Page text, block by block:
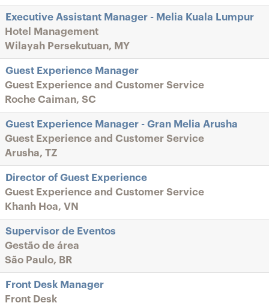
Executive Assistant Manager - Melia Kuala Lumpur
Hotel Management
Wilayah Persekutuan, MY
Guest Experience Manager
Guest Experience and Customer Service
Roche Caiman, SC
Guest Experience Manager - Gran Melia Arusha
Guest Experience and Customer Service
Arusha, TZ
Director of Guest Experience
Guest Experience and Customer Service
Khanh Hoa, VN
Supervisor de Eventos
Gestão de área
São Paulo, BR
Front Desk Manager
Front Desk